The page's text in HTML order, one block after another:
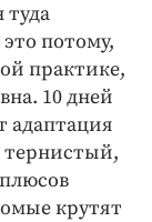
туда
потому,
практике,
10 дней
адаптация
тернистый,
крутят